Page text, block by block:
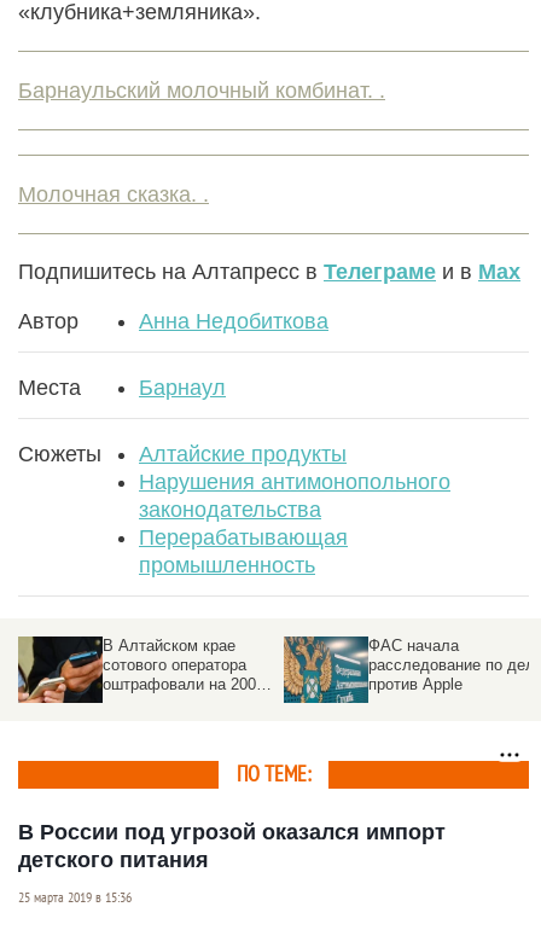
«клубника+земляника».
Барнаульский молочный комбинат. .
Молочная сказка. .
Подпишитесь на Алтапресс в Телеграме и в Max
Автор Анна Недобиткова
Места Барнаул
Сюжеты
Алтайские продукты
Нарушения антимонопольного
законодательства
Перерабатывающая
промышленность
Сладко-горький сезон.
О трудностях
алтайских пасек
Сладкое место.
Стартовала медовая
ярмарка на площади
ПО ТЕМЕ:
В России под угрозой оказался импорт
детского питания
25 марта 2019 в 15:36